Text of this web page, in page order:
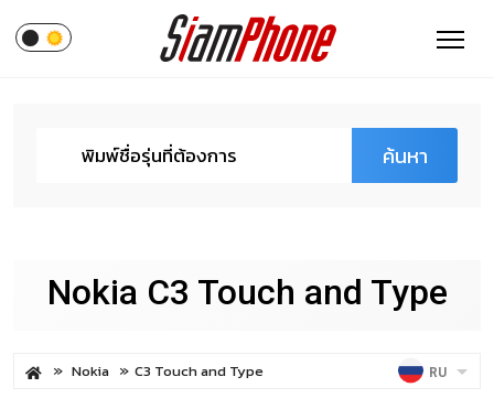
ค้นหา
Nokia C3 Touch and Type
Nokia C3 Touch and Type RU